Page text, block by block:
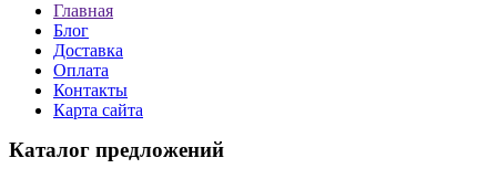
Главная
Блог
Доставка
Оплата
Контакты
Карта сайта
Каталог предложений